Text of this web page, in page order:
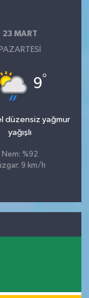
23 MART
PAZARTESI
9°
düzensiz yağmur
yağışlı
Nem: %92
9 km/h